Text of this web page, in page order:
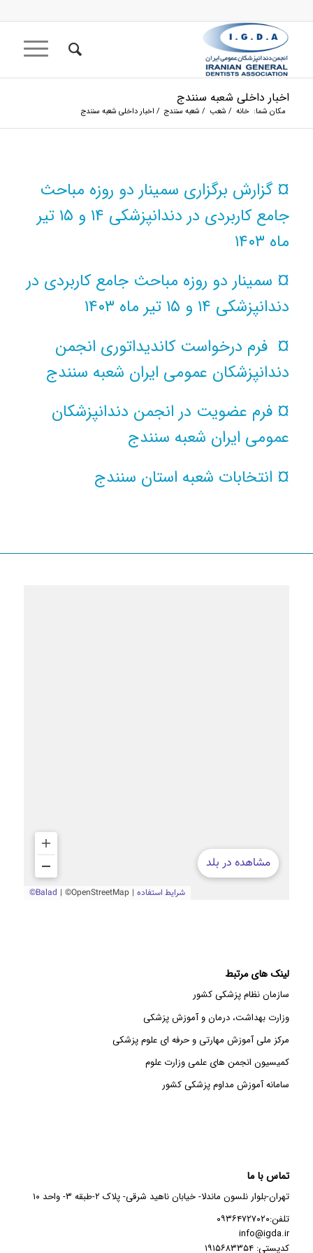
اخبار داخلی شعبه سنندج
مکان شما: خانه / شعب / شعبه سنندج / اخبار داخلی شعبه سنندج
¤ گزارش برگزاری سمینار دو روزه مباحث
جامع کاربردی در دندانپزشکی ۱۴ و ۱۵ تیر
ماه ۱۴۰۳
¤ سمینار دو روزه مباحث جامع کاربردی در
دندانپزشکی ۱۴ و ۱۵ تیر ماه ۱۴۰۳
¤ فرم درخواست کاندیداتوری انجمن
دندانپزشکان عمومی ایران شعبه سنندج
¤ فرم عضویت در انجمن دندانپزشکان
عمومی ایران شعبه سنندج
¤ انتخابات شعبه استان سنندج
لینک های مرتبط
سازمان نظام پزشکی کشور
وزارت بهداشت، درمان و آموزش پزشکی
مرکز ملی آموزش مهارتی و حرفه ای علوم پزشکی
کمیسیون انجمن های علمی وزارت علوم
سامانه آموزش مداوم پزشکی کشور
تماس با ما
تهران-بلوار نلسون ماندلا- خیابان ناهید شرقی- پلاک ۲-طبقه ۳- واحد ۱۰
تلفن:۰۹۳۶۴۷۲۷۰۲۰
info@igda.ir
کدپستی: ۱۹۱۵۶۸۳۳۵۴